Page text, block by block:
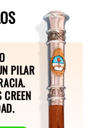
PILAR
CREEN